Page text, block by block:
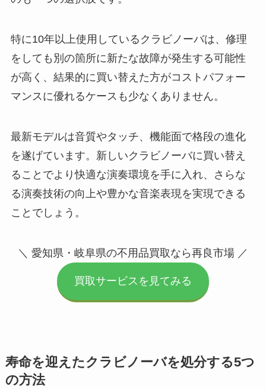
特に10年以上使用しているクラビノーバは、修理
をしても別の箇所に新たな故障が発生する可能性
が高く、結果的に買い替えた方がコストパフォー
マンスに優れるケースも少なくありません。
最新モデルは音質やタッチ、機能面で格段の進化
を遂げています。新しいクラビノーバに買い替え
ることでより快適な演奏環境を手に入れ、さらな
る演奏技術の向上や豊かな音楽表現を実現できる
ことでしょう。
＼ 愛知県・岐阜県の不用品買取なら再良市場 ／
買取サービスを見てみる
寿命を迎えたクラビノーバを処分する5つ
の方法